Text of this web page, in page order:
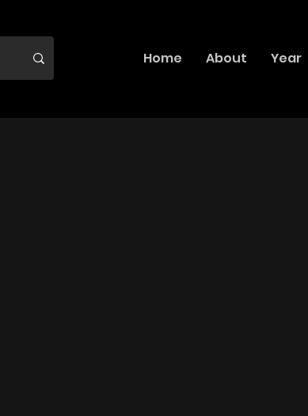
Home About Year